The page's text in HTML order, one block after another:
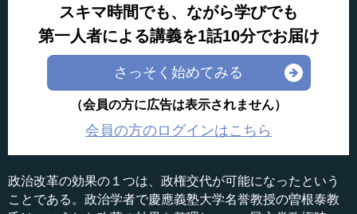
スキマ時間でも、ながら学びでも
第一人者による講義を1話10分でお届け
さっそく始めてみる
（会員の方に広告は表示されません）
会員の方のログインはこちら
政治改革の効果の１つは、政権交代が可能になったという
ことである。政治学者で慶應義塾大学名誉教授の曽根泰教